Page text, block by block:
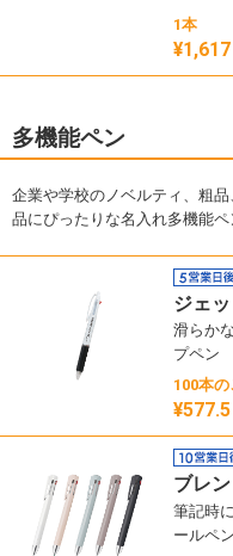
1本
¥1,617
多機能ペン
企業や学校のノベルティ、粗
品にぴったりな名入れ多機能ペ
ジェ
滑らか
プペン
100本
¥577.5
ブレ
筆記時
ールペン